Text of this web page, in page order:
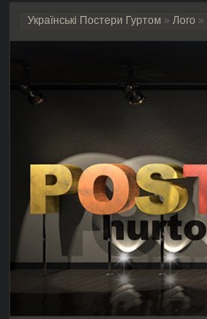
Українські Постери Гуртом » Лого »